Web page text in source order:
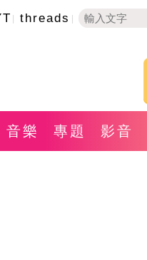
threads
音樂 專題 影音